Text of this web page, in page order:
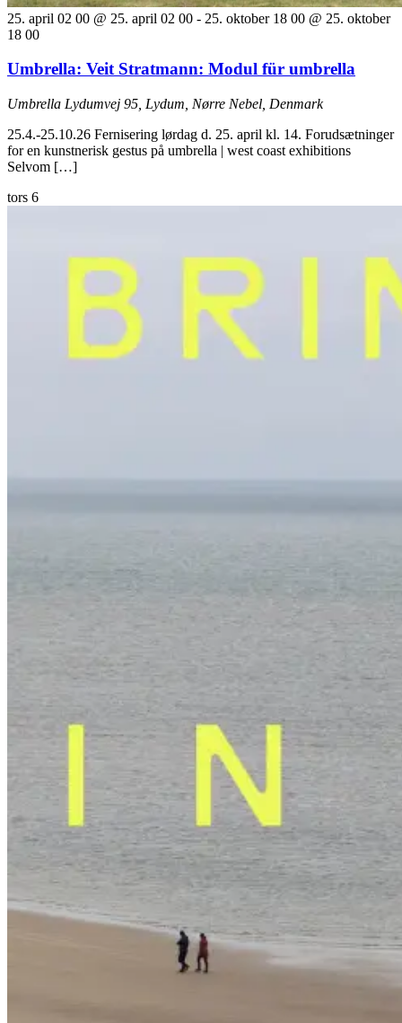
25. april 02 00 @ 25. april 02 00 - 25. oktober 18 00 @ 25. oktober
18 00
Umbrella: Veit Stratmann: Modul für umbrella
Umbrella Lydumvej 95, Lydum, Nørre Nebel, Denmark
25.4.-25.10.26 Fernisering lørdag d. 25. april kl. 14. Forudsætninger
for en kunstnerisk gestus på umbrella | west coast exhibitions
Selvom […]
tors 6